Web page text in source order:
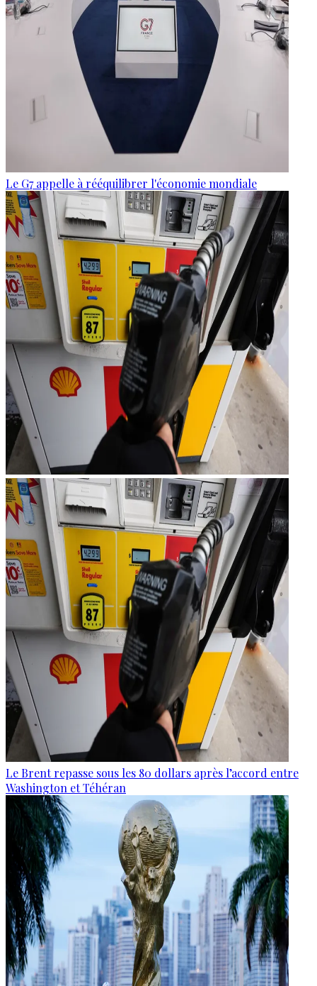
Le G7 appelle à rééquilibrer l'économie mondiale
Le Brent repasse sous les 80 dollars après l’accord entre
Washington et Téhéran